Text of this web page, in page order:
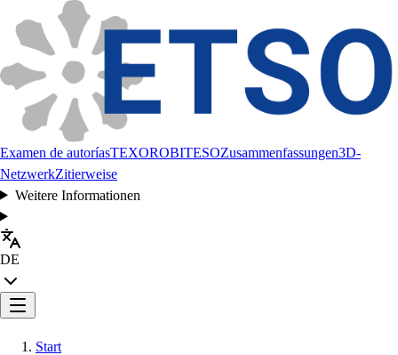
Examen de autoríasTEXOROBITESOZusammenfassungen3D-
NetzwerkZitierweise
Weitere Informationen
DE
Start